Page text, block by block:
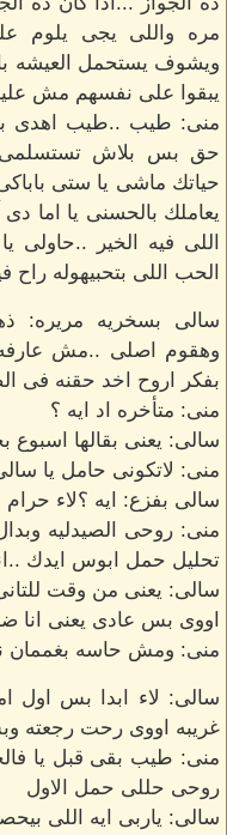
مره واللى يجى يلوم
ويشوف يستحمل العيشه
يبقوا على نفسهم مش
منى: طيب ..طيب اهدى
حق بس بلاش تستسلمى
حياتك ماشى يا ستى
يعاملك بالحسنى يا اما
اللى فيه الخير
الحب اللى بتحبيهوله راح
سالى بسخريه مريره:
وهقوم اصلى ..مش عارفه
بفكر اروح اخد حقنه فى
منى: متأخره اد ايه ؟
سالى: يعنى بقالها اسبوع
منى: لاتكونى حامل يا
سالى بفزع: ايه ؟لاء
منى: روحى الصيدليه
تحليل حمل ابوس ايدك
سالى: يعنى من وقت
اووى بس عادى يعنى
منى: ومش حاسه بغممان
سالى: لاء ابدا بس اول
غريبه اووى رحت رجعته
منى: طيب بقى قبل يا
روحى حللى حمل الاول
سالى: ياربى ايه اللى